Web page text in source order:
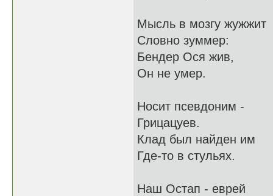
Мысль в мозгу жужжит
Словно зуммер:
Бендер Ося жив,
Он не умер.
Носит псевдоним -
Грицацуев.
Клад был найден им
Где-то в стульях.
Наш Остап - еврей